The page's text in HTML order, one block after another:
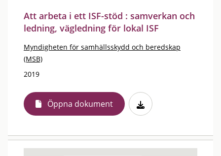
Att arbeta i ett ISF-stöd : samverkan och
ledning, vägledning för lokal ISF
Myndigheten för samhällsskydd och beredskap
(MSB)
2019
Öppna dokument